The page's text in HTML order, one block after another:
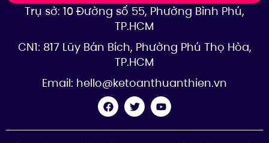
Trụ sở: 10 Đường số 55, Phường Bình Phú,
TP.HCM
CN1: 817 Lũy Bán Bích, Phường Phú Thọ Hòa,
TP.HCM
Email: hello@ketoanthuanthien.vn